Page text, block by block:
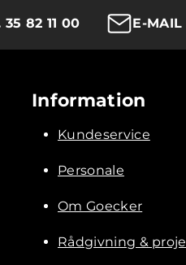
82 11 00 E-MAIL
Information
Kundeservice
Personale
Om Goecker
Rådgivning &